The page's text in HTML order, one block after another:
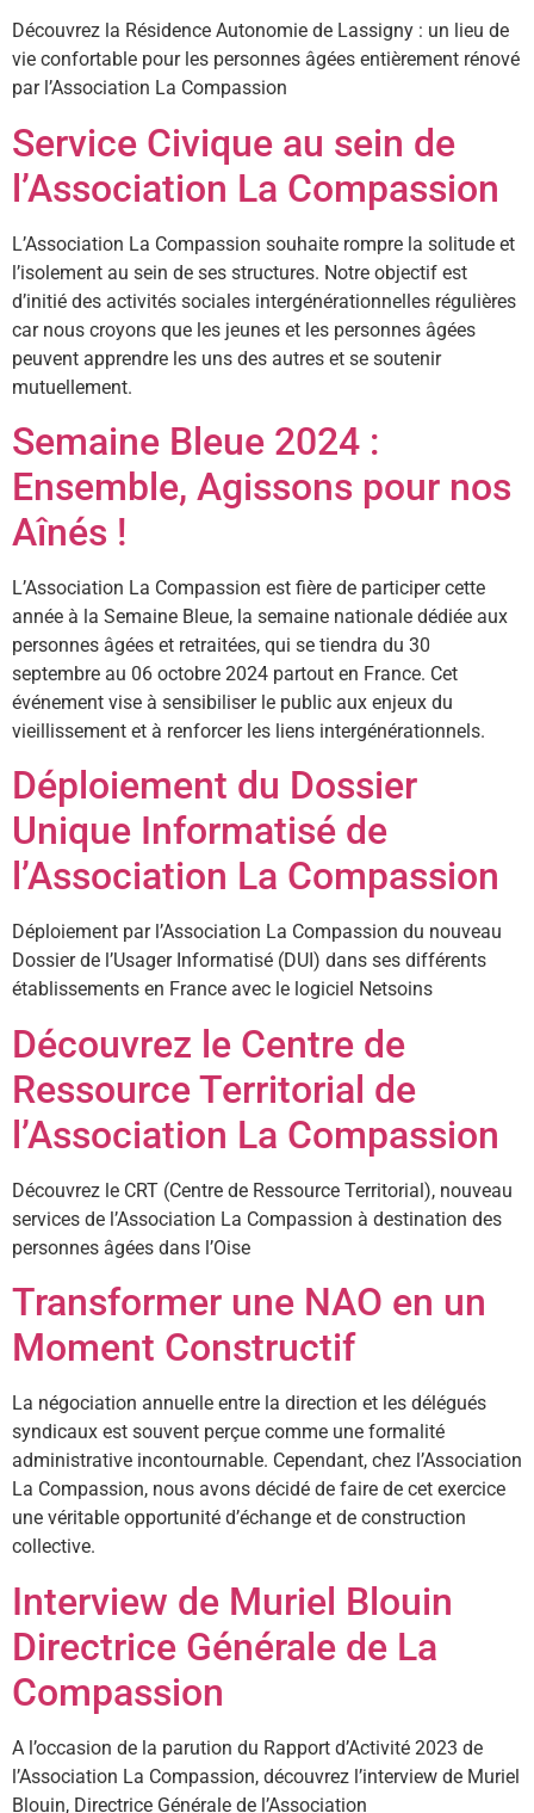
Découvrez la Résidence Autonomie de Lassigny : un lieu de
vie confortable pour les personnes âgées entièrement rénové
par l’Association La Compassion
Service Civique au sein de
l’Association La Compassion
L’Association La Compassion souhaite rompre la solitude et
l’isolement au sein de ses structures. Notre objectif est
d’initié des activités sociales intergénérationnelles régulières
car nous croyons que les jeunes et les personnes âgées
peuvent apprendre les uns des autres et se soutenir
mutuellement.
Semaine Bleue 2024 :
Ensemble, Agissons pour nos
Aînés !
L’Association La Compassion est fière de participer cette
année à la Semaine Bleue, la semaine nationale dédiée aux
personnes âgées et retraitées, qui se tiendra du 30
septembre au 06 octobre 2024 partout en France. Cet
événement vise à sensibiliser le public aux enjeux du
vieillissement et à renforcer les liens intergénérationnels.
Déploiement du Dossier
Unique Informatisé de
l’Association La Compassion
Déploiement par l’Association La Compassion du nouveau
Dossier de l’Usager Informatisé (DUI) dans ses différents
établissements en France avec le logiciel Netsoins
Découvrez le Centre de
Ressource Territorial de
l’Association La Compassion
Découvrez le CRT (Centre de Ressource Territorial), nouveau
services de l’Association La Compassion à destination des
personnes âgées dans l’Oise
Transformer une NAO en un
Moment Constructif
La négociation annuelle entre la direction et les délégués
syndicaux est souvent perçue comme une formalité
administrative incontournable. Cependant, chez l’Association
La Compassion, nous avons décidé de faire de cet exercice
une véritable opportunité d’échange et de construction
collective.
Interview de Muriel Blouin
Directrice Générale de La
Compassion
A l’occasion de la parution du Rapport d’Activité 2023 de
l’Association La Compassion, découvrez l’interview de Muriel
Blouin, Directrice Générale de l’Association